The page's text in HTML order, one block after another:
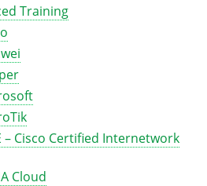
Training
– Cisco Certified Internetwork
Cloud